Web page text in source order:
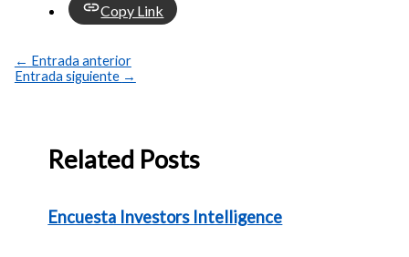
Copy Link
← Entrada anterior
Entrada siguiente →
Related Posts
Encuesta Investors Intelligence